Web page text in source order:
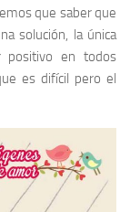
que saber que
solución, la única
positivo en todos
es difícil pero el